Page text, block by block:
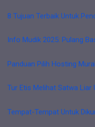
8 Tujuan Terbaik Untuk
Info Mudik 2025: Pulang
Panduan Pilih Hosting
Tur Etis Melihat Satwa Liar
Tempat-Tempat Untuk